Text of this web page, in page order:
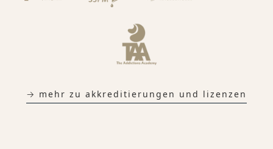
→ mehr zu akkreditierungen und lizenzen